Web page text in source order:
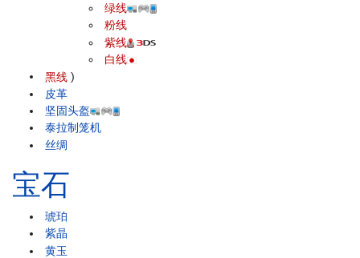
黑线
绿线
粉线
紫线
白线
)
皮革
坚固头盔
泰拉制笼机
丝绸
宝石
琥珀
紫晶
黄玉